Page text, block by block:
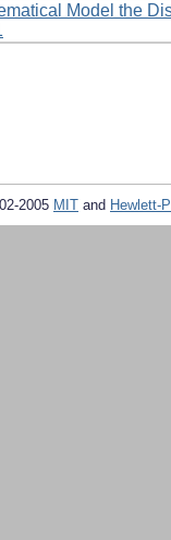
Model the
2005 MIT and Hewlett-